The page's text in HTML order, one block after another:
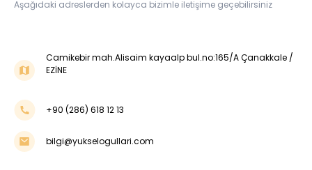
Aşağıdaki adreslerden kolayca bizimle iletişime geçebilirsiniz
Camikebir mah.Alisaim kayaalp bul.no:165/A Çanakkale /
EZİNE
+90 (286) 618 12 13
bilgi@yukselogullari.com